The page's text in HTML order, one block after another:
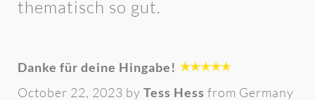
thematisch so gut.
Danke für deine Hingabe!
October 22, 2023 by Tess Hess from Germany